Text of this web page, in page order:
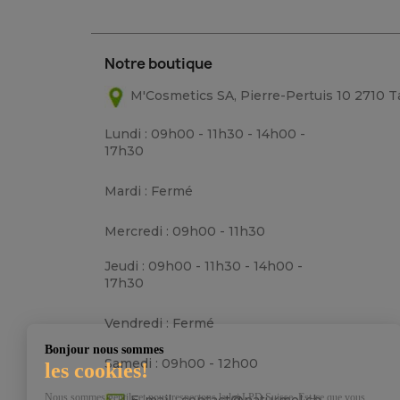
Notre boutique
M'Cosmetics SA, Pierre-Pertuis 10 2710
Lundi : 09h00 - 11h30 - 14h00 -
17h30
Mardi : Fermé
Mercredi : 09h00 - 11h30
Jeudi : 09h00 - 11h30 - 14h00 -
17h30
Vendredi : Fermé
Samedi : 09h00 - 12h00
Bonjour nous sommes
les cookies!
Nous sommes gentils et nous respectons la loi LPD Suisse. Est-ce que vous